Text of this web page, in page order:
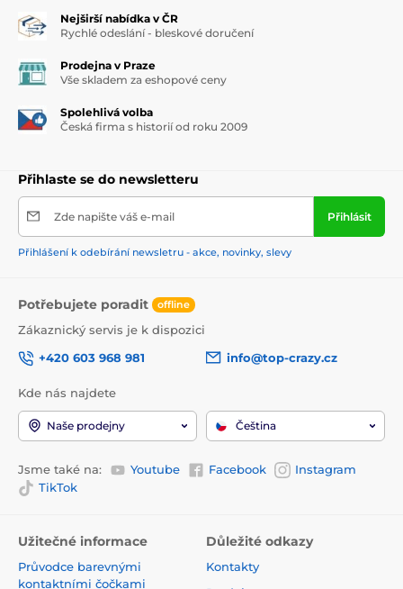
Nejširší nabídka v ČR
Rychlé odeslání - bleskové doručení
Prodejna v Praze
Vše skladem za eshopové ceny
Spolehlivá volba
Česká firma s historií od roku 2009
Přihlaste se do newsletteru
Zde napište váš e-mail Přihlásit
Přihlášení k odebírání newsletru - akce, novinky, slevy
Potřebujete poradit offline
Zákaznický servis je k dispozici
+420 603 968 981
info@top-crazy.cz
Kde nás najdete
Naše prodejny Čeština
Jsme také na: Youtube Facebook
Instagram
TikTok
Užitečné informace
Průvodce barevnými
kontaktními čočkami
Důležité odkazy
Kontakty